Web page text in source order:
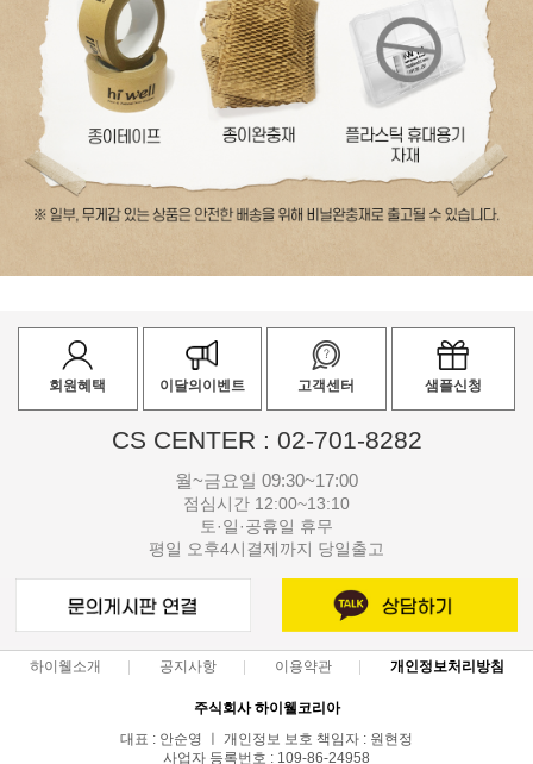
회원혜택 이달의이벤트 고객센터 샘플신청
CS CENTER : 02-701-8282
월~금요일 09:30~17:00
점심시간 12:00~13:10
토·일·공휴일 휴무
평일 오후4시결제까지 당일출고
하이웰소개 공지사항 이용약관 개인정보처리방침
주식회사 하이웰코리아
대표 : 안순영 ㅣ 개인정보 보호 책임자 : 원현정
사업자 등록번호 : 109-86-24958